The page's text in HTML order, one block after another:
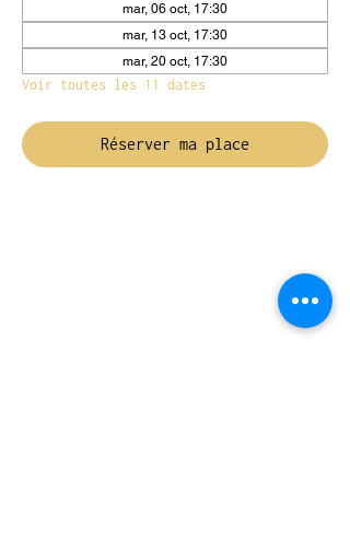
mar, 06 oct, 17:30
mar, 13 oct, 17:30
mar, 20 oct, 17:30
Voir toutes les 11 dates
Réserver ma place